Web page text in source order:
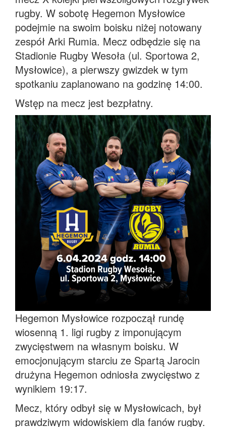
rugby. W sobotę Hegemon Mysłowice
podejmie na swoim boisku niżej notowany
zespół Arki Rumia. Mecz odbędzie się na
Stadionie Rugby Wesoła (ul. Sportowa 2,
Mysłowice), a pierwszy gwizdek w tym
spotkaniu zaplanowano na godzinę 14:00.
Wstęp na mecz jest bezpłatny.
Hegemon Mysłowice rozpoczął rundę
wiosenną 1. ligi rugby z imponującym
zwycięstwem na własnym boisku. W
emocjonującym starciu ze Spartą Jarocin
drużyna Hegemon odniosła zwycięstwo z
wynikiem 19:17.
Mecz, który odbył się w Mysłowicach, był
prawdziwym widowiskiem dla fanów rugby.